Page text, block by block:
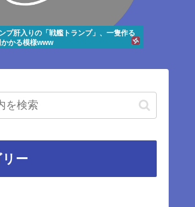
ンプ肝入りの「戦艦トランプ」、一隻作る
かる模様www
ー